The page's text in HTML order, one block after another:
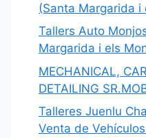
(Santa Margarida i
Tallers Auto
Margarida i els
MECHANICAL,
DETAILING
Talleres Juenlu
Venta de